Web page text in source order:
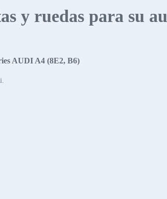
y ruedas para su
AUDI A4 (8E2, B6)